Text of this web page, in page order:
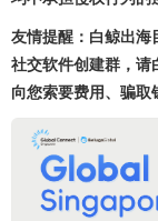
友情提醒：白鲸出海
社交软件创建群，请
向您索要费用、骗取